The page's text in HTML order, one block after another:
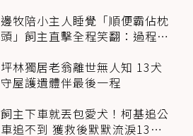
邊牧陪小主人睡覺「順便霸佔枕
頭」飼主直擊全程笑翻：過程絲
坪林獨居老翁離世無人知 13犬
守屋護遺體伴最後一程
飼主下車就丟包愛犬！柯基追公
車追不到 獲救後默默流淚13萬